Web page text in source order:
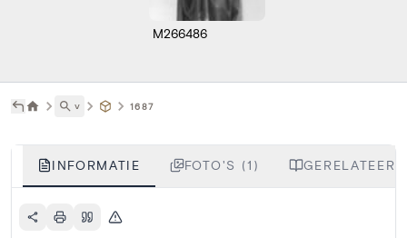
M266486
˅ 1687
INFORMATIE FOTO'S (1)